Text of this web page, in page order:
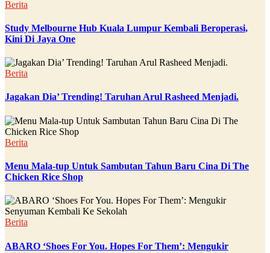
Berita
Study Melbourne Hub Kuala Lumpur Kembali Beroperasi,
Kini Di Jaya One
Berita
Jagakan Dia’ Trending! Taruhan Arul Rasheed Menjadi.
Berita
Menu Mala-tup Untuk Sambutan Tahun Baru Cina Di The
Chicken Rice Shop
Berita
ABARO ‘Shoes For You. Hopes For Them’: Mengukir